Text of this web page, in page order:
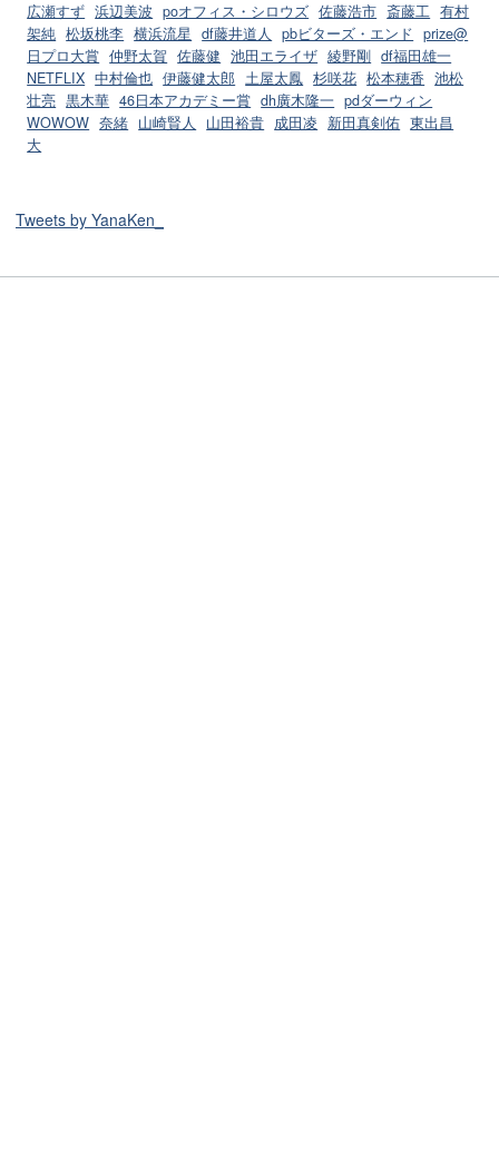
広瀬すず 浜辺美波 poオフィス・シロウズ 佐藤浩市 斎藤工 有村
架純 松坂桃李 横浜流星 df藤井道人 pbビターズ・エンド prize@
日プロ大賞 仲野太賀 佐藤健 池田エライザ 綾野剛 df福田雄一
NETFLIX 中村倫也 伊藤健太郎 土屋太鳳 杉咲花 松本穂香 池松
壮亮 黒木華 46日本アカデミー賞 dh廣木隆一 pdダーウィン
WOWOW 奈緒 山崎賢人 山田裕貴 成田凌 新田真剣佑 東出昌
大
Tweets by YanaKen_